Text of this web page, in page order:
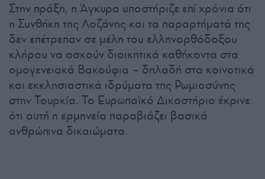
Στην πράξη, η Άγκυρα υποστήριζε επί χρόνια ότι
η Συνθήκη της Λοζάνης και τα παραρτήματά της
δεν επέτρεπαν σε μέλη του ελληνορθόδοξου
κλήρου να ασκούν διοικητικά καθήκοντα στα
ομογενειακά Βακούφια – δηλαδή στα κοινοτικά
και εκκλησιαστικά ιδρύματα της Ρωμιοσύνης
στην Τουρκία. Το Ευρωπαϊκό Δικαστήριο έκρινε
ότι αυτή η ερμηνεία παραβιάζει βασικά
ανθρώπινα δικαιώματα.